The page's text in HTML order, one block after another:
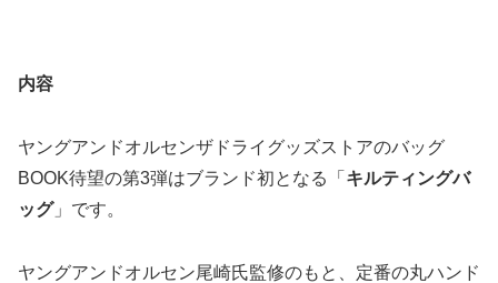
内容
ヤングアンドオルセンザドライグッズストアのバッグ
BOOK待望の第3弾はブランド初となる「 キルティングバ
ッグ」です。
ヤングアンドオルセン尾崎氏監修のもと、定番の丸ハンド